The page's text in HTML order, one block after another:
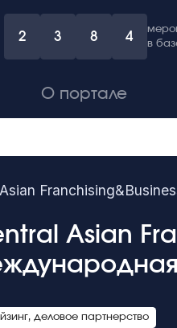
2 3 8 4
в
О портале
Asian
деловое партнерство